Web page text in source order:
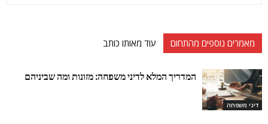
מאמרים נוספים מהתחום עוד מאותו כותב
דיני משפחה
המדריך המלא לדיני משפחה: מזונות ומה שביניהם